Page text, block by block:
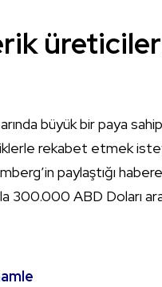
büyük bir paya
rekabet etmek
paylaştığı
300.000 ABD Doları